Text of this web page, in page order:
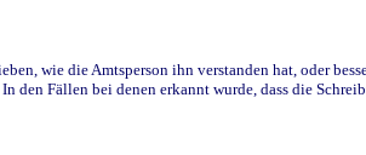
wie die Amtsperson ihn verstanden hat, oder
Fällen bei denen erkannt wurde, dass die